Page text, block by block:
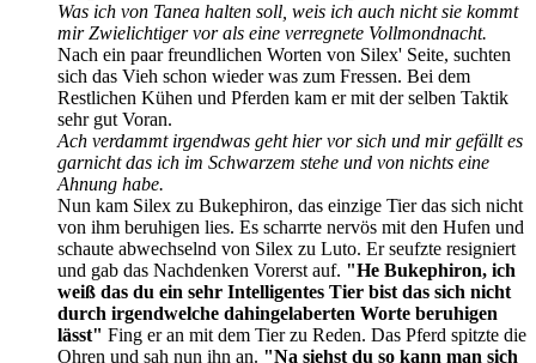
Was ich von Tanea halten soll, weis ich auch nicht sie kommt
mir Zwielichtiger vor als eine verregnete Vollmondnacht.
Nach ein paar freundlichen Worten von Silex' Seite, suchten
sich das Vieh schon wieder was zum Fressen. Bei dem
Restlichen Kühen und Pferden kam er mit der selben Taktik
sehr gut Voran.
Ach verdammt irgendwas geht hier vor sich und mir gefällt es
garnicht das ich im Schwarzem stehe und von nichts eine
Ahnung habe.
Nun kam Silex zu Bukephiron, das einzige Tier das sich nicht
von ihm beruhigen lies. Es scharrte nervös mit den Hufen und
schaute abwechselnd von Silex zu Luto. Er seufzte resigniert
und gab das Nachdenken Vorerst auf. "He Bukephiron, ich
weiß das du ein sehr Intelligentes Tier bist das sich nicht
durch irgendwelche dahingelaberten Worte beruhigen
lässt" Fing er an mit dem Tier zu Reden. Das Pferd spitzte die
Ohren und sah nun ihn an. "Na siehst du so kann man sich